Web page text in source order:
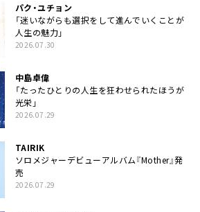
パク・ユチョン
「迷いながらも選択をして進んでいくことが
人生の魅力」
2026.07.30
中島卓偉
「たったひとりの人生を狂わせられたほうが
光栄」
2026.07.29
TAIRIK
ソロメジャーデビューアルバム『Mother』発
売
2026.07.29